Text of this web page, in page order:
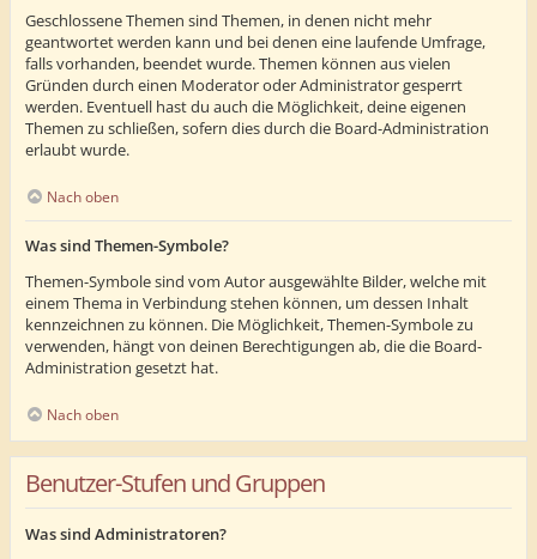
Geschlossene Themen sind Themen, in denen nicht mehr
geantwortet werden kann und bei denen eine laufende Umfrage,
falls vorhanden, beendet wurde. Themen können aus vielen
Gründen durch einen Moderator oder Administrator gesperrt
werden. Eventuell hast du auch die Möglichkeit, deine eigenen
Themen zu schließen, sofern dies durch die Board-Administration
erlaubt wurde.
Nach oben
Was sind Themen-Symbole?
Themen-Symbole sind vom Autor ausgewählte Bilder, welche mit
einem Thema in Verbindung stehen können, um dessen Inhalt
kennzeichnen zu können. Die Möglichkeit, Themen-Symbole zu
verwenden, hängt von deinen Berechtigungen ab, die die Board-
Administration gesetzt hat.
Nach oben
Benutzer-Stufen und Gruppen
Was sind Administratoren?